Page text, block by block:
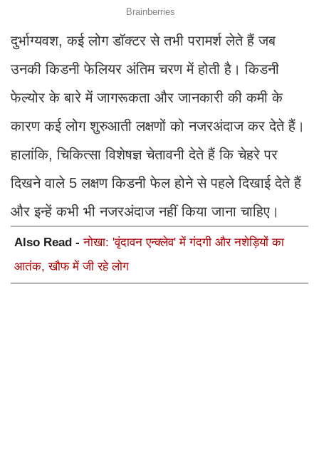
दुर्भाग्यवश, कई लोग डॉक्टर से तभी परामर्श लेते हैं जब
उनकी किडनी फेलियर अंतिम चरण में होती है। किडनी
फेल्योर के बारे में जागरूकता और जानकारी की कमी के
कारण कई लोग शुरुआती लक्षणों को नजरअंदाज कर देते हैं।
हालांकि, चिकित्सा विशेषज्ञ चेतावनी देते हैं कि चेहरे पर
दिखने वाले 5 लक्षण किडनी फेल होने से पहले दिखाई देते हैं
और इन्हें कभी भी नजरअंदाज नहीं किया जाना चाहिए।
Also Read -नोखा: 'वृंदावन एन्क्लेव' में गंदगी और नशेड़ियों का
आतंक, खौफ में जी रहे लोग